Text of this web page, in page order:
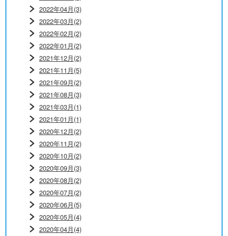
2022年04月(3)
2022年03月(2)
2022年02月(2)
2022年01月(2)
2021年12月(2)
2021年11月(5)
2021年09月(2)
2021年08月(3)
2021年03月(1)
2021年01月(1)
2020年12月(2)
2020年11月(2)
2020年10月(2)
2020年09月(3)
2020年08月(2)
2020年07月(2)
2020年06月(5)
2020年05月(4)
2020年04月(4)